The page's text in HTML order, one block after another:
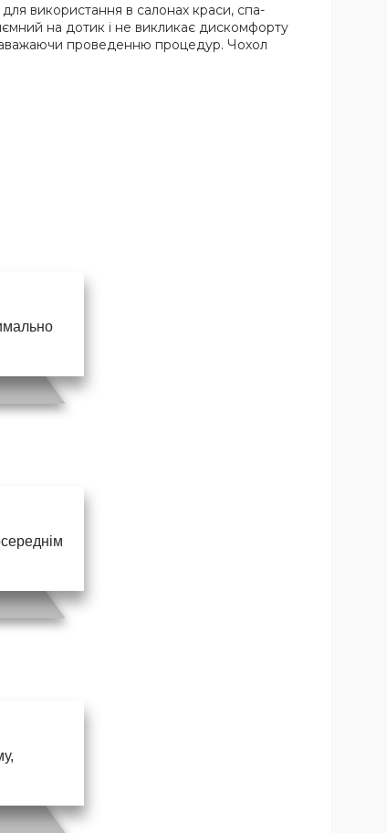
використання в салонах краси, спа-
на дотик і не викликає дискомфорту
проведенню процедур. Чохол